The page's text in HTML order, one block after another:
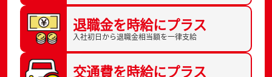
退職金を時給にプラス
入社初日から退職金相当額を一律支給
交通費を時給にプラス